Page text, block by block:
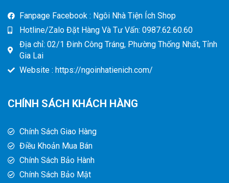
Fanpage Facebook : Ngôi Nhà Tiện Ích Shop
Hotline/Zalo Đặt Hàng Và Tư Vấn: 0987.62.60.60
Địa chỉ: 02/1 Đinh Công Tráng, Phường Thống Nhất, Tỉnh
Gia Lai
Website : https://ngoinhatienich.com/
CHÍNH SÁCH KHÁCH HÀNG
Chính Sách Giao Hàng
Điều Khoản Mua Bán
Chính Sách Bảo Hành
Chính Sách Bảo Mật